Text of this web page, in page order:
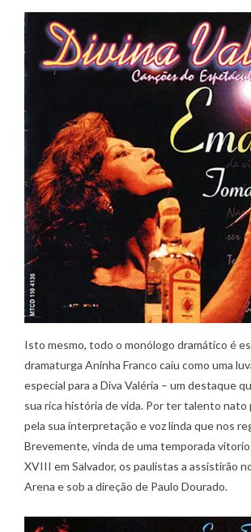
Isto mesmo, todo o monólogo dramático é
dramaturga Aninha Franco caiu como uma
especial para a Diva Valéria – um destaque
sua rica história de vida. Por ter talento nato
pela sua interpretação e voz linda que nos
Brevemente, vinda de uma temporada
XVIII em Salvador, os paulistas a assistirão
Arena e sob a direção de Paulo Dourado.